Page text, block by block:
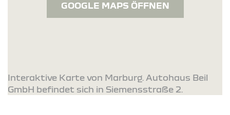
GOOGLE MAPS ÖFFNEN
Interaktive Karte von Marburg. Autohaus Beil
GmbH befindet sich in Siemensstraße 2.